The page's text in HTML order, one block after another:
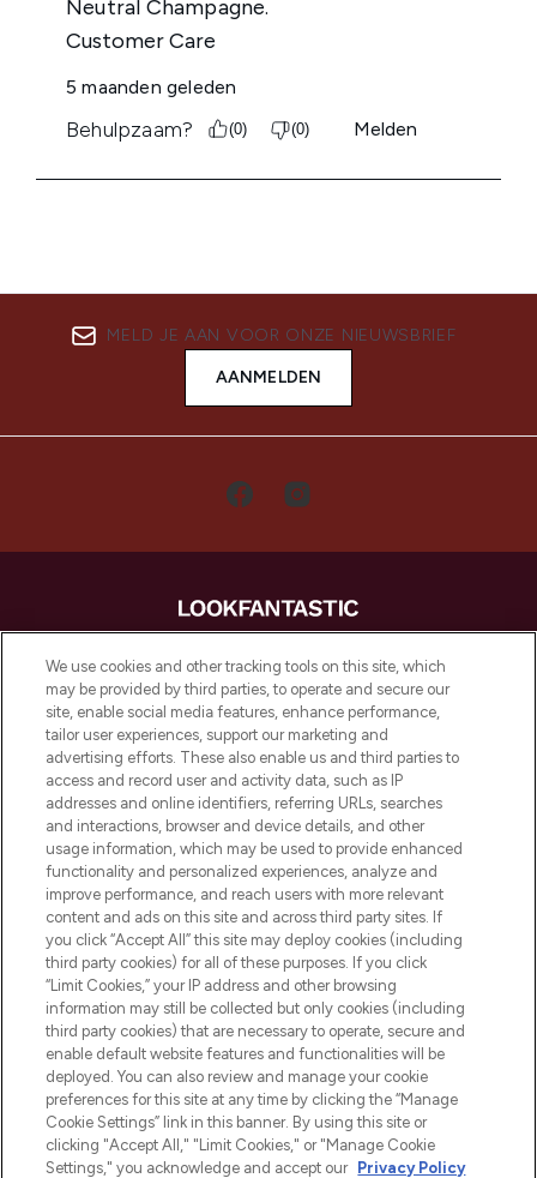
MELD JE AAN VOOR ONZE NIEUWSBRIEF
AANMELDEN
LOOKFANTASTIC is de ultieme online
beautybestemming van Europa, met de
beste huidverzorging, haarproducten en
make-up van meer dan 200 topmerken.
Shop online of via de app, met gratis
verzending vanaf €40.
Cookie-toestemming
Do Not Sell or Share My Personal
Information
HELP & INFORMATIE
BEDRIJFSINFORMATIE
OVER LOOKFANTASTIC
We use cookies and other tracking tools on this site, which
may be provided by third parties, to operate and secure our
site, enable social media features, enhance performance,
tailor user experiences, support our marketing and
advertising efforts. These also enable us and third parties to
access and record user and activity data, such as IP
addresses and online identifiers, referring URLs, searches
and interactions, browser and device details, and other
usage information, which may be used to provide enhanced
functionality and personalized experiences, analyze and
improve performance, and reach users with more relevant
content and ads on this site and across third party sites. If
you click “Accept All” this site may deploy cookies (including
third party cookies) for all of these purposes. If you click
“Limit Cookies,” your IP address and other browsing
information may still be collected but only cookies (including
third party cookies) that are necessary to operate, secure and
enable default website features and functionalities will be
deployed. You can also review and manage your cookie
preferences for this site at any time by clicking the “Manage
Cookie Settings” link in this banner. By using this site or
clicking "Accept All," "Limit Cookies," or "Manage Cookie
Settings," you acknowledge and accept our Privacy Policy